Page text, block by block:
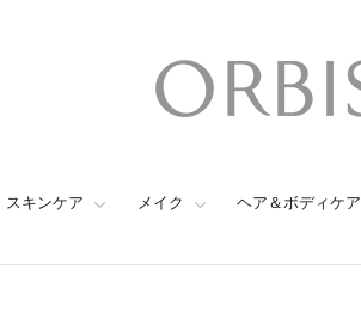
スキンケア メイク ヘア＆ボディケア